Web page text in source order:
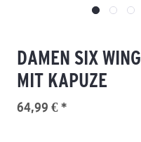
DAMEN SIX
MIT KAPUZE
64,99 € *